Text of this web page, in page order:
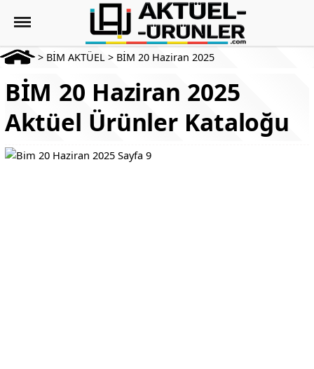
> BİM AKTÜEL > BİM 20 Haziran 2025
BİM 20 Haziran 2025
Aktüel Ürünler Kataloğu